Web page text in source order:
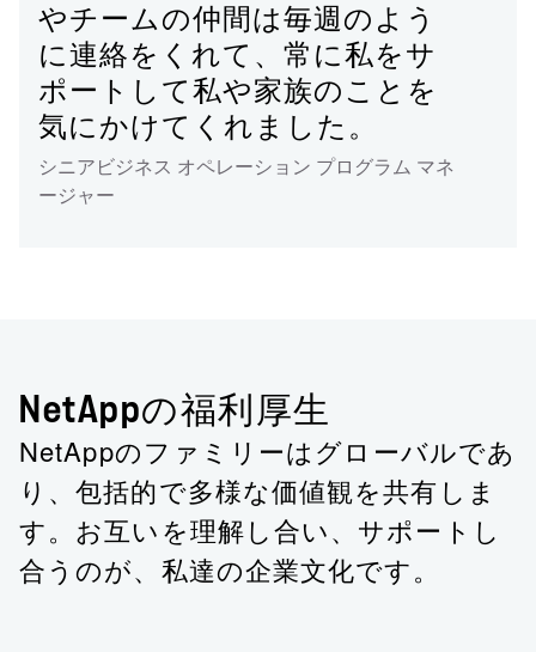
やチームの仲間は毎週のよう
に連絡をくれて、常に私をサ
ポートして私や家族のことを
気にかけてくれました。
シニアビジネス オペレーション プログラム マネ
ージャー
NetAppの福利厚生
NetAppのファミリーはグローバルであ
り、包括的で多様な価値観を共有しま
す。お互いを理解し合い、サポートし
合うのが、私達の企業文化です。